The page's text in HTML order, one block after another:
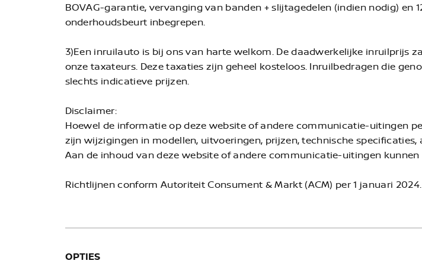
BOVAG-garantie, vervanging van banden + slijtagedelen (indien nodig) en
onderhoudsbeurt inbegrepen.
3)Een inruilauto is bij ons van harte welkom. De daadwerkelijke inruilprijs
onze taxateurs. Deze taxaties zijn geheel kosteloos. Inruilbedragen die
slechts indicatieve prijzen.
Disclaimer:
Hoewel de informatie op deze website of andere communicatie-uitingen
zijn wijzigingen in modellen, uitvoeringen, prijzen, technische
Aan de inhoud van deze website of andere communicatie-uitingen
Richtlijnen conform Autoriteit Consument & Markt (ACM) per 1 januari 2024.
OPTIES